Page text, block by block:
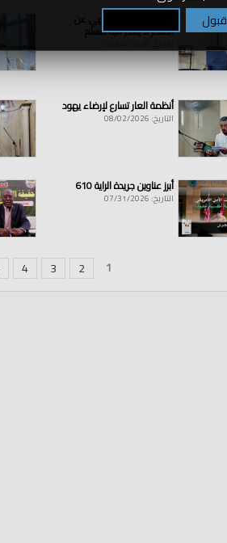
قبول
المنكر لا يعذر فيه مسلم
أنظمة العار تسارع لإرضاء يهود
التاريخ: 08/02/2026
أبرز عناوين جريدة الراية 610
التاريخ: 07/31/2026
1
2
3
4